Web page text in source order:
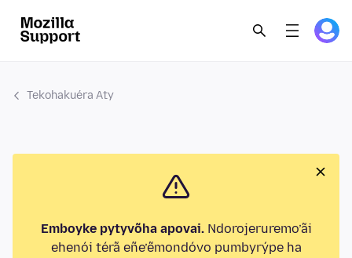
Tekohakuéra Aty
Emboyke pytyvõha apovai.Ndorojeruremo’ãi
ehenói térã eñe’ẽmondóvo pumbyrýpe ha